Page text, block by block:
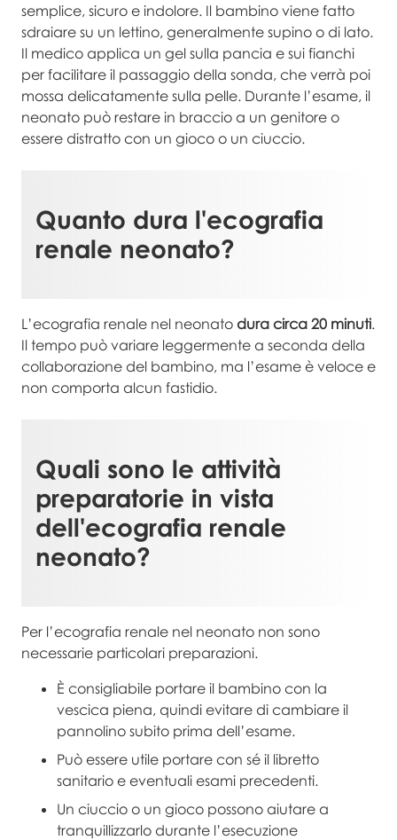
semplice, sicuro e indolore. Il bambino viene fatto
sdraiare su un lettino, generalmente supino o di lato.
Il medico applica un gel sulla pancia e sui fianchi
per facilitare il passaggio della sonda, che verrà poi
mossa delicatamente sulla pelle. Durante l’esame, il
neonato può restare in braccio a un genitore o
essere distratto con un gioco o un ciuccio.
Quanto dura l'ecografia
renale neonato?
L’ecografia renale nel neonato dura circa 20 minuti.
Il tempo può variare leggermente a seconda della
collaborazione del bambino, ma l’esame è veloce e
non comporta alcun fastidio.
Quali sono le attività
preparatorie in vista
dell'ecografia renale
neonato?
Per l’ecografia renale nel neonato non sono
necessarie particolari preparazioni.
È consigliabile portare il bambino con la
vescica piena, quindi evitare di cambiare il
pannolino subito prima dell’esame.
Può essere utile portare con sé il libretto
sanitario e eventuali esami precedenti.
Un ciuccio o un gioco possono aiutare a
tranquillizzarlo durante l’esecuzione